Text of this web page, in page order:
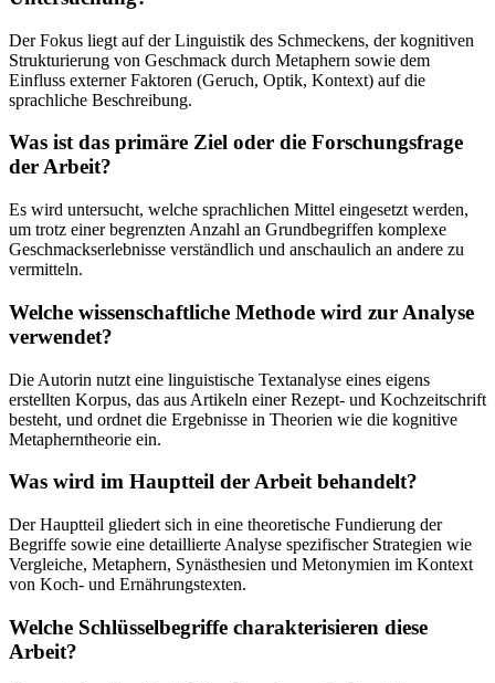
Der Fokus liegt auf der Linguistik des Schmeckens, der kognitiven
Strukturierung von Geschmack durch Metaphern sowie dem
Einfluss externer Faktoren (Geruch, Optik, Kontext) auf die
sprachliche Beschreibung.
Was ist das primäre Ziel oder die Forschungsfrage
der Arbeit?
Es wird untersucht, welche sprachlichen Mittel eingesetzt werden,
um trotz einer begrenzten Anzahl an Grundbegriffen komplexe
Geschmackserlebnisse verständlich und anschaulich an andere zu
vermitteln.
Welche wissenschaftliche Methode wird zur Analyse
verwendet?
Die Autorin nutzt eine linguistische Textanalyse eines eigens
erstellten Korpus, das aus Artikeln einer Rezept- und Kochzeitschrift
besteht, und ordnet die Ergebnisse in Theorien wie die kognitive
Metapherntheorie ein.
Was wird im Hauptteil der Arbeit behandelt?
Der Hauptteil gliedert sich in eine theoretische Fundierung der
Begriffe sowie eine detaillierte Analyse spezifischer Strategien wie
Vergleiche, Metaphern, Synästhesien und Metonymien im Kontext
von Koch- und Ernährungstexten.
Welche Schlüsselbegriffe charakterisieren diese
Arbeit?